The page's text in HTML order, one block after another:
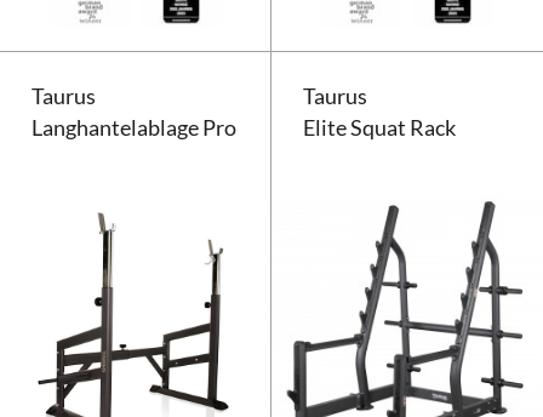
Taurus
Langhantelablage Pro
Taurus
Elite Squat Rack